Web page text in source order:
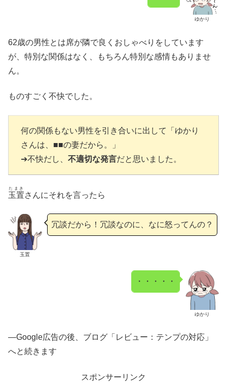
ゆかり
62歳の男性とは席が隣で良くおしゃべりをしています
が、特別な関係はなく、もちろん特別な感情もありませ
ん。
ものすごく不快でした。
何の関係もない男性を引き合いに出して「ゆかり
さんは、■■の妻だから。」
➔不快だし、 不適切な発言だと思いました。
玉置
たまき
さんにそれを言ったら
玉置
冗談だから！冗談なのに、なに怒ってんの？
ゆかり
・・・・・
—Google広告の後、ブログ「レビュー：テンプの対応」
へと続きます
スポンサーリンク